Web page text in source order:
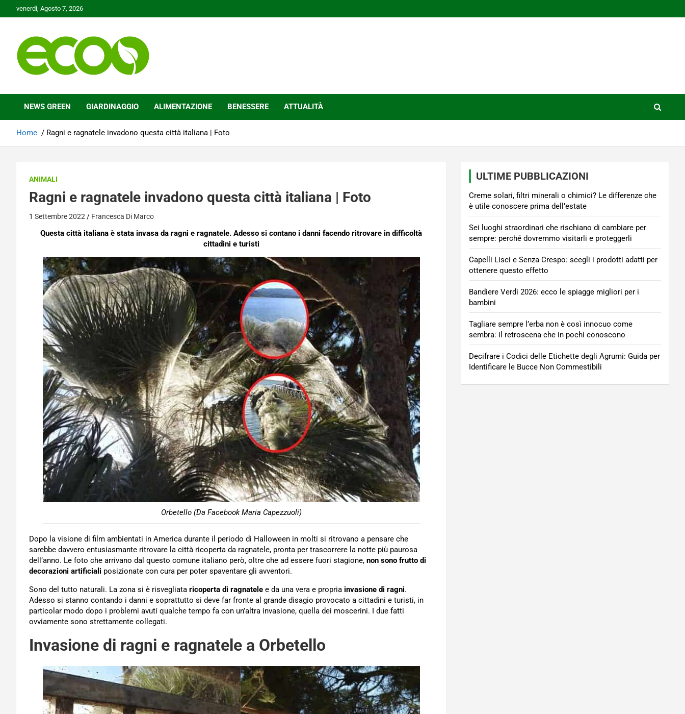
to
venerdì, Agosto 7, 2026
Ecoo.it
NEWS GREEN GIARDINAGGIO ALIMENTAZIONE BENESSERE ATTUALITÀ
Home Ragni e ragnatele invadono questa città italiana | Foto
ANIMALI
Ragni e ragnatele invadono questa città italiana | Foto
1 Settembre 2022 Francesca Di Marco
Questa città italiana è stata invasa da ragni e ragnatele. Adesso si contano i danni facendo ritrovare in difficoltà
cittadini e turisti
Orbetello (Da Facebook Maria Capezzuoli)
Dopo la visione di film ambientati in America durante il periodo di Halloween in molti si ritrovano a pensare che
sarebbe davvero entusiasmante ritrovare la città ricoperta da ragnatele, pronta per trascorrere la notte più paurosa
dell’anno. Le foto che arrivano dal questo comune italiano però, oltre che ad essere fuori stagione, non sono frutto di
decorazioni artificiali posizionate con cura per poter spaventare gli avventori.
Sono del tutto naturali. La zona si è risvegliata ricoperta di ragnatele e da una vera e propria invasione di ragni.
Adesso si stanno contando i danni e soprattutto si deve far fronte al grande disagio provocato a cittadini e turisti, in
particolar modo dopo i problemi avuti qualche tempo fa con un’altra invasione, quella dei moscerini. I due fatti
ovviamente sono strettamente collegati.
Invasione di ragni e ragnatele a Orbetello
ULTIME PUBBLICAZIONI
Creme solari, filtri minerali o chimici? Le differenze che
è utile conoscere prima dell’estate
Sei luoghi straordinari che rischiano di cambiare per
sempre: perché dovremmo visitarli e proteggerli
Capelli Lisci e Senza Crespo: scegli i prodotti adatti per
ottenere questo effetto
Bandiere Verdi 2026: ecco le spiagge migliori per i
bambini
Tagliare sempre l’erba non è così innocuo come
sembra: il retroscena che in pochi conoscono
Decifrare i Codici delle Etichette degli Agrumi: Guida per
Identificare le Bucce Non Commestibili